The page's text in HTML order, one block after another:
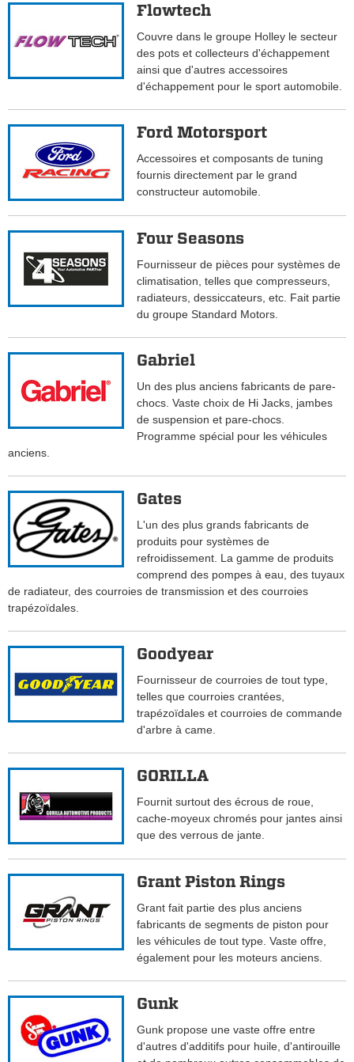
Flowtech
Couvre dans le groupe Holley le secteur
des pots et collecteurs d'échappement
ainsi que d'autres accessoires
d'échappement pour le sport automobile.
Ford Motorsport
Accessoires et composants de tuning
fournis directement par le grand
constructeur automobile.
Four Seasons
Fournisseur de pièces pour systèmes de
climatisation, telles que compresseurs,
radiateurs, dessiccateurs, etc. Fait partie
du groupe Standard Motors.
Gabriel
Un des plus anciens fabricants de pare-
chocs. Vaste choix de Hi Jacks, jambes
de suspension et pare-chocs.
Programme spécial pour les véhicules
anciens.
Gates
L'un des plus grands fabricants de
produits pour systèmes de
refroidissement. La gamme de produits
comprend des pompes à eau, des tuyaux
de radiateur, des courroies de transmission et des courroies
trapézoïdales.
Goodyear
Fournisseur de courroies de tout type,
telles que courroies crantées,
trapézoïdales et courroies de commande
d'arbre à came.
GORILLA
Fournit surtout des écrous de roue,
cache-moyeux chromés pour jantes ainsi
que des verrous de jante.
Grant Piston Rings
Grant fait partie des plus anciens
fabricants de segments de piston pour
les véhicules de tout type. Vaste offre,
également pour les moteurs anciens.
Gunk
Gunk propose une vaste offre entre
d'autres d'additifs pour huile, d'antirouille